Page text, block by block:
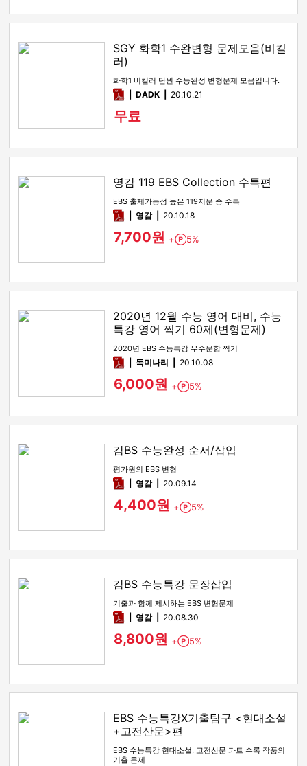
SGY 화학1 수완변형 문제모음(비킬
러)
화학1 비킬러 단원 수능완성 변형문제 모음입니다.
pdfDADK 20.10.21
무료
영감 119 EBS Collection 수특편
EBS 출제가능성 높은 119지문 중 수특
pdf영감 20.10.18
7,700원 + Point
5%
2020년 12월 수능 영어 대비, 수능
특강 영어 찍기 60제(변형문제)
2020년 EBS 수능특강 우수문항 찍기
pdf독미나리 20.10.08
6,000원 + Point
5%
감BS 수능완성 순서/삽입
평가원의 EBS 변형
pdf영감 20.09.14
4,400원 + Point
5%
감BS 수능특강 문장삽입
기출과 함께 제시하는 EBS 변형문제
pdf영감 20.08.30
8,800원 + Point
5%
EBS 수능특강X기출탐구 <현대소설
+고전산문>편
EBS 수능특강 현대소설, 고전산문 파트 수록 작품의
기출 문제